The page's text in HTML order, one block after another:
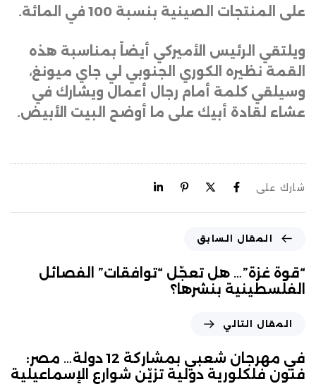
على المنتجات الصينية بنسبة 100 في المائة
.
ويلتقي الرئيس الأميركي أيضاً بمناسبة هذه
القمة نظيره الكوري الجنوبي لي جاي ميونغ،
وسيلقي كلمة أمام رجال أعمال ويشارك في
عشاء لقادة أبيك على ما أوضح البيت الأبيض.
شارك على
المقال السابق
“قوة غزة”… هل تعجّل “توافقات” الفصائل
الفلسطينية بنشرها؟
المقال التالي
في مهرجان شعبي بمشاركة 12 دولة… مصر:
فنون فلكلورية دولية تزيّن شوارع الإسماعيلية